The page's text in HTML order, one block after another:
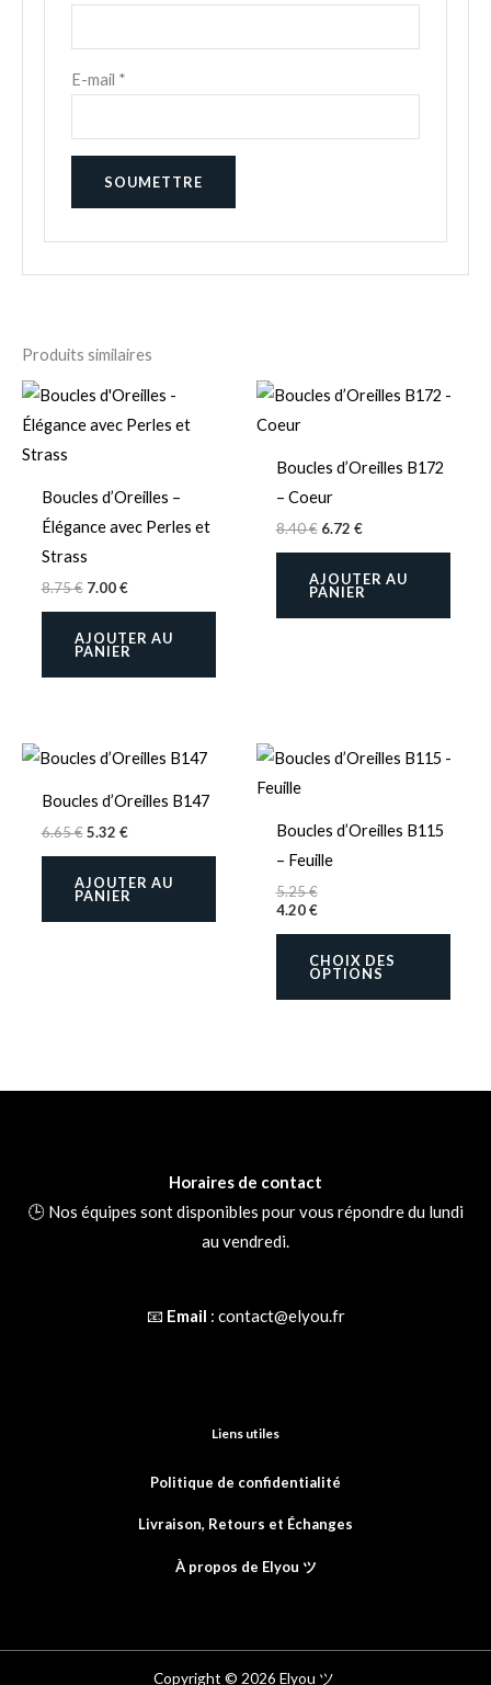
E-mail *
Produits similaires
Boucles d’Oreilles –
Élégance avec Perles et
Strass
8.75€ 7.00€
AJOUTER AU
PANIER
Boucles d’Oreilles B172
– Coeur
8.40€ 6.72 €
AJOUTER AU
PANIER
Boucles d’Oreilles B147
6.65€ 5.32 €
AJOUTER AU
PANIER
Boucles d’Oreilles B115
– Feuille
5.25€
4.20€
CHOIX DES
OPTIONS
Ce
Horaires de contact
🕒 Nos équipes sont disponibles pour vous répondre du lundi
au vendredi.
📧 Email : contact@elyou.fr
Liens utiles
Politique de confidentialité
Livraison, Retours et Échanges
À propos de Elyou ツ
Copyright © 2026 Elyou ツ